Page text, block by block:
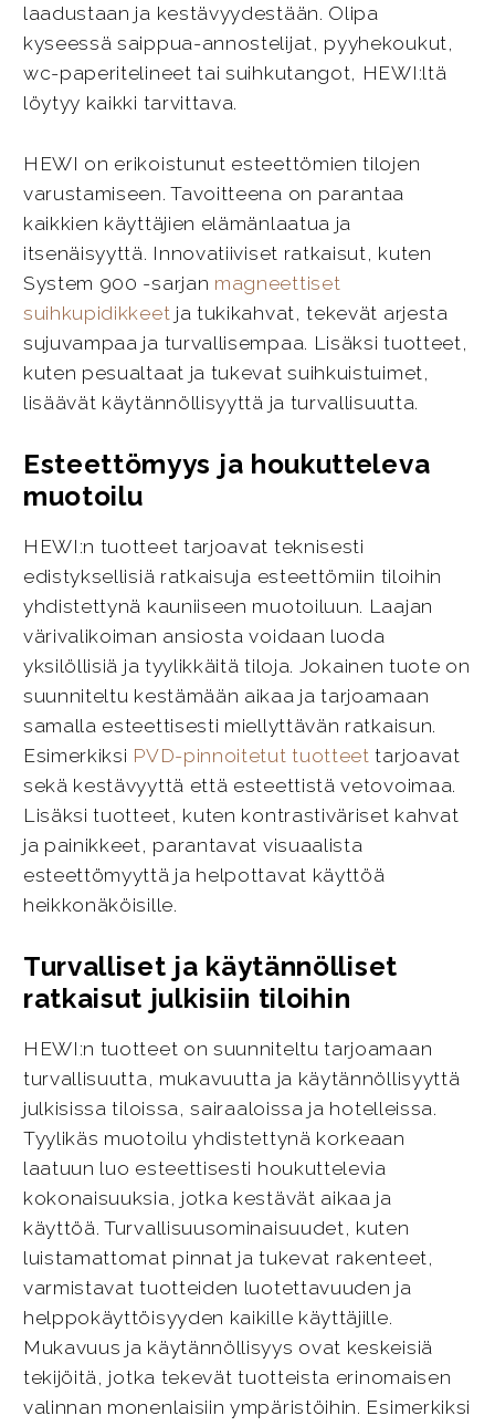
laadustaan ja kestävyydestään. Olipa
kyseessä saippua-annostelijat, pyyhekoukut,
wc-paperitelineet tai suihkutangot, HEWI:ltä
löytyy kaikki tarvittava.
HEWI on erikoistunut esteettömien tilojen
varustamiseen. Tavoitteena on parantaa
kaikkien käyttäjien elämänlaatua ja
itsenäisyyttä. Innovatiiviset ratkaisut, kuten
System 900 -sarjan magneettiset
suihkupidikkeet ja tukikahvat, tekevät arjesta
sujuvampaa ja turvallisempaa. Lisäksi tuotteet,
kuten pesualtaat ja tukevat suihkuistuimet,
lisäävät käytännöllisyyttä ja turvallisuutta.
Esteettömyys ja houkutteleva
muotoilu
HEWI:n tuotteet tarjoavat teknisesti
edistyksellisiä ratkaisuja esteettömiin tiloihin
yhdistettynä kauniiseen muotoiluun. Laajan
värivalikoiman ansiosta voidaan luoda
yksilöllisiä ja tyylikkäitä tiloja. Jokainen tuote on
suunniteltu kestämään aikaa ja tarjoamaan
samalla esteettisesti miellyttävän ratkaisun.
Esimerkiksi PVD-pinnoitetut tuotteet tarjoavat
sekä kestävyyttä että esteettistä vetovoimaa.
Lisäksi tuotteet, kuten kontrastiväriset kahvat
ja painikkeet, parantavat visuaalista
esteettömyyttä ja helpottavat käyttöä
heikkonäköisille.
Turvalliset ja käytännölliset
ratkaisut julkisiin tiloihin
HEWI:n tuotteet on suunniteltu tarjoamaan
turvallisuutta, mukavuutta ja käytännöllisyyttä
julkisissa tiloissa, sairaaloissa ja hotelleissa.
Tyylikäs muotoilu yhdistettynä korkeaan
laatuun luo esteettisesti houkuttelevia
kokonaisuuksia, jotka kestävät aikaa ja
käyttöä. Turvallisuusominaisuudet, kuten
luistamattomat pinnat ja tukevat rakenteet,
varmistavat tuotteiden luotettavuuden ja
helppokäyttöisyyden kaikille käyttäjille.
Mukavuus ja käytännöllisyys ovat keskeisiä
tekijöitä, jotka tekevät tuotteista erinomaisen
valinnan monenlaisiin ympäristöihin. Esimerkiksi